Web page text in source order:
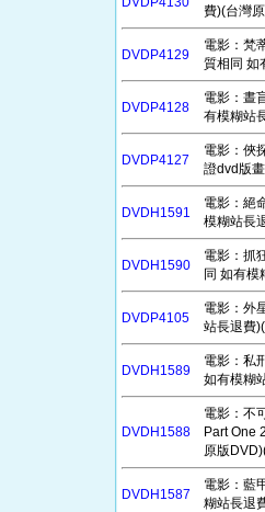
費)(台灣
DVDP4129
電影：梵
質相同 如
DVDP4128
電影：晝
有模糊站
DVDP4127
電影：俠
證dvd版
DVDH1591
電影：絕
模糊站長
DVDH1590
電影：抓
同 如有
DVDP4105
電影：外
站長退費
DVDH1589
電影：私
如有模糊
DVDH1588
電影：不
Part One
原版
DVDH1587
電影：藍
糊站長退